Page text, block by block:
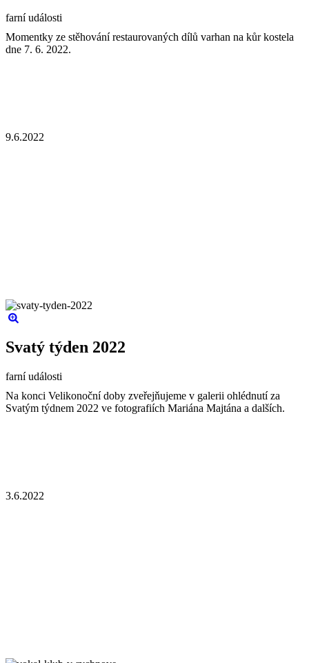
farní události
Momentky ze stěhování restaurovaných dílů varhan na kůr kostela
dne 7. 6. 2022.
9.6.2022
Svatý týden 2022
farní události
Na konci Velikonoční doby zveřejňujeme v galerii ohlédnutí za
Svatým týdnem 2022 ve fotografiích Mariána Majtána a dalších.
3.6.2022